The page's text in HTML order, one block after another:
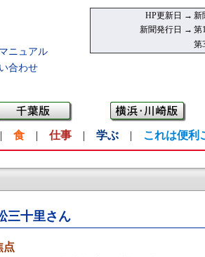
ニュアル
合わせ
HP更新日 → 新
新聞発行日 → 第
第
食 | 仕事 | 学ぶ | これは便利
三十里さん
点